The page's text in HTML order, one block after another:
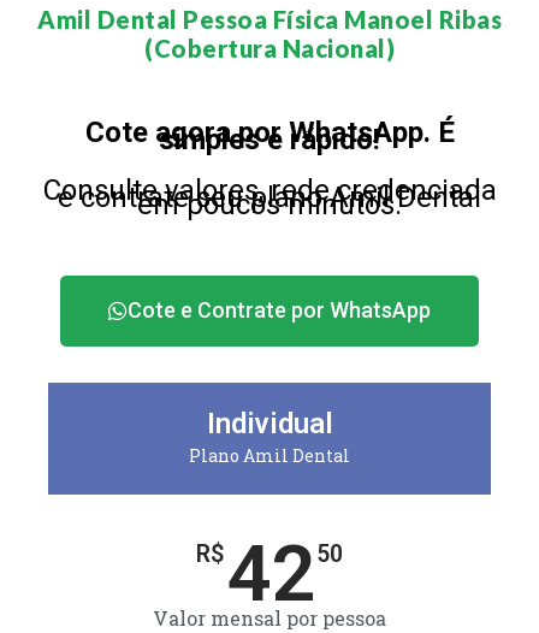
Amil Dental Pessoa Física Manoel Ribas
(Cobertura Nacional)​
Cote agora por WhatsApp. É
simples e rápido!
Consulte valores, rede credenciada
e contrate seu plano Amil Dental
em poucos minutos.
Cote e Contrate por WhatsApp
Individual
Plano Amil Dental
R$4250
Valor mensal por pessoa